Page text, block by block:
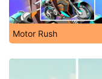
Motor Rush